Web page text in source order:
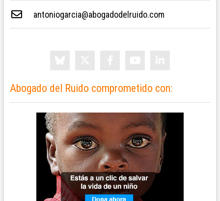
antoniogarcia@abogadodelruido.com
Abogado del Ruido comprometido con: